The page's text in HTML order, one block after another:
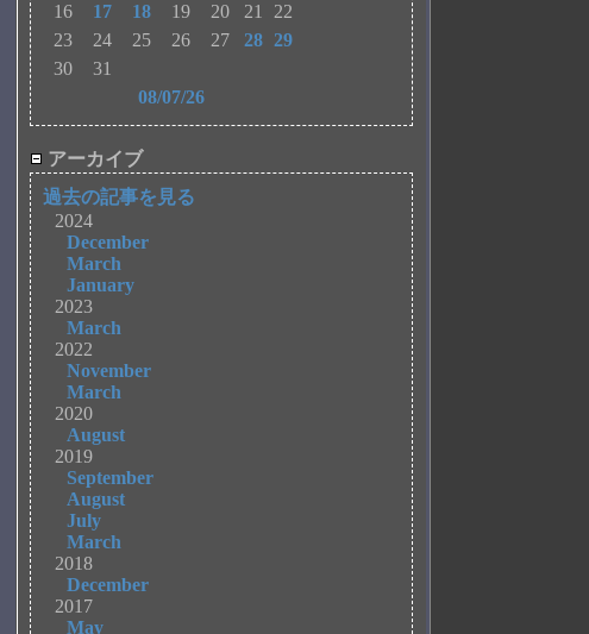
16
17 18 19 20 21
22
23
24 25 26 27 28 29
30
31
08/07/26
アーカイブ
過去の記事を見る
2024
December
March
January
2023
March
2022
November
March
2020
August
2019
September
August
July
March
2018
December
2017
May